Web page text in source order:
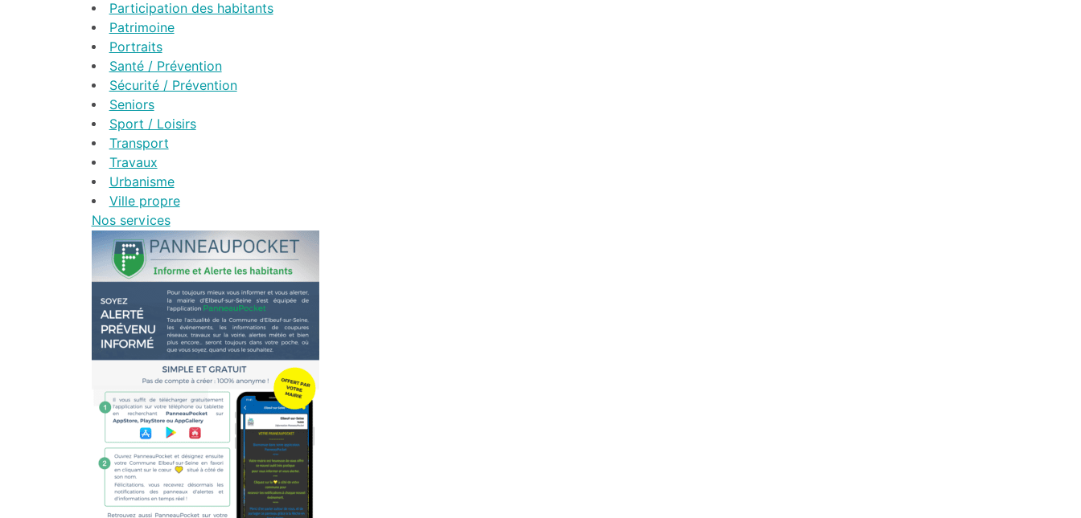
Participation des habitants
Patrimoine
Portraits
Santé / Prévention
Sécurité / Prévention
Seniors
Sport / Loisirs
Transport
Travaux
Urbanisme
Ville propre
Nos services